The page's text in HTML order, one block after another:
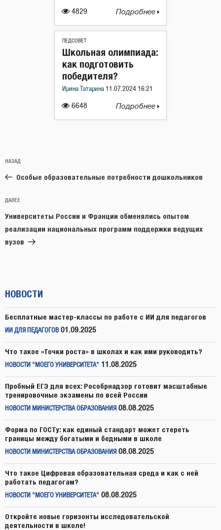
4829 Подробнее
ПЕДСОВЕТ
6648
Школьная олимпиада:
как подготовить
победителя?
Ирина Татарина 11.07.2024 16:21
Подробнее
по
записям
Предыдущая
запись:
НАЗАД
Особые образовательные потребности дошкольников
Следующая
запись
ДАЛЕЕ
Университеты России и Франции обменялись опытом
реализации национальных программ поддержки ведущих
вузов
НОВОСТИ
Бесплатные мастер-классы по работе с ИИ для педагогов
ИИ ДЛЯ ПЕДАГОГОВ 01.09.2025
Что такое «Точки роста» в школах и как ими руководить?
НОВОСТИ "МОЕГО УНИВЕРСИТЕТА" 11.08.2025
Пробный ЕГЭ для всех: Рособрнадзор готовит масштабные
тренировочные экзамены по всей России
НОВОСТИ МИНИСТЕРСТВА ОБРАЗОВАНИЯ 08.08.2025
Форма по ГОСТу: как единый стандарт может стереть
границы между богатыми и бедными в школе
НОВОСТИ МИНИСТЕРСТВА ОБРАЗОВАНИЯ 08.08.2025
Что такое Цифровая образовательная среда и как с ней
работать педагогам?
НОВОСТИ "МОЕГО УНИВЕРСИТЕТА" 08.08.2025
Откройте новые горизонты исследовательской
деятельности в школе!